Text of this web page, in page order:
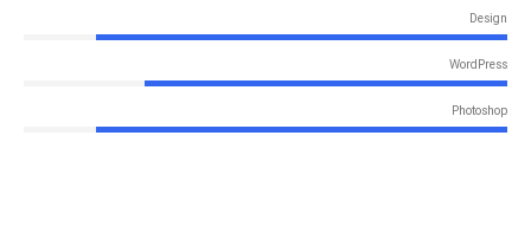
Design
WordPress
Photoshop